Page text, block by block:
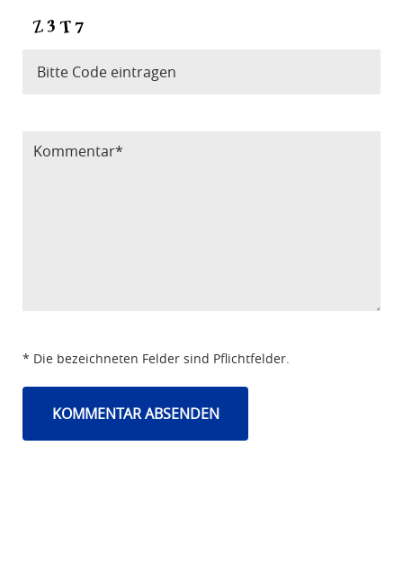
* Die bezeichneten Felder sind Pflichtfelder.